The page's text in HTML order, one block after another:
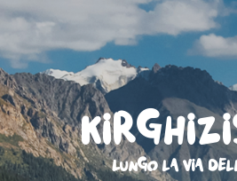
Lungo la Via